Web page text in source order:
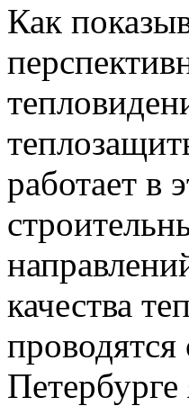
Как
работает в
качества
проводятся
Петербурге